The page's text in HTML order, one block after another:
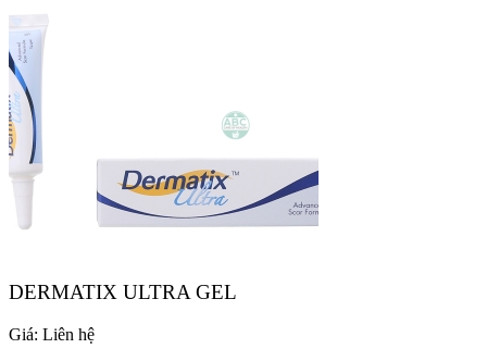
DERMATIX ULTRA GEL
Giá: Liên hệ